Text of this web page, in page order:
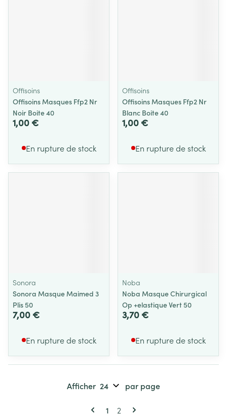
Offisoins
Offisoins Masques Ffp2 Nr
Noir Boite 40
1,00 €
En rupture de stock
Offisoins
Offisoins Masques Ffp2 Nr
Blanc Boite 40
1,00 €
En rupture de stock
Sonora
Sonora Masque Maimed 3
Plis 50
7,00 €
En rupture de stock
Noba
Noba Masque Chirurgical
Op +elastique Vert 50
3,70 €
En rupture de stock
Pages
Vous lisez actuellement la page
1 Page
2
Afficher par page